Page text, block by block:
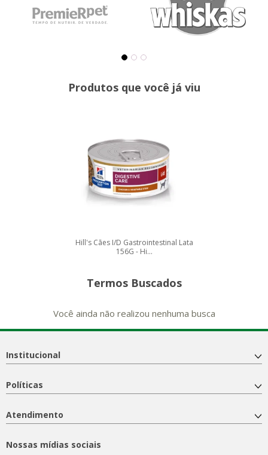
Produtos que você já viu
Hill's Cães I/D Gastrointestinal Lata
156G - Hi...
Termos Buscados
Você ainda não realizou nenhuma busca
Institucional
Políticas
Atendimento
Nossas mídias sociais